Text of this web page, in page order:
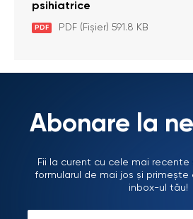
psihiatrice
PDF PDF (Fișier) 591.8 KB
Abonare la
Fii la curent cu cele mai
formularul de mai jos și primește
inbox-ul tău!